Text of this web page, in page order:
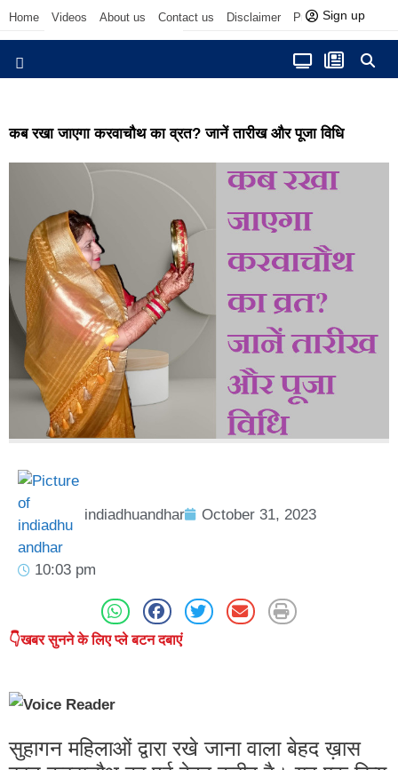
Home Videos About us Contact us Disclaimer Privacy Policy
Sign up
कब रखा जाएगा करवाचौथ का व्रत? जानें तारीख और पूजा विधि
indiadhuandhar October 31, 2023
10:03 pm
👇खबर सुनने के लिए प्ले बटन दबाएं
सुहागन महिलाओं द्वारा रखे जाना वाला बेहद ख़ास